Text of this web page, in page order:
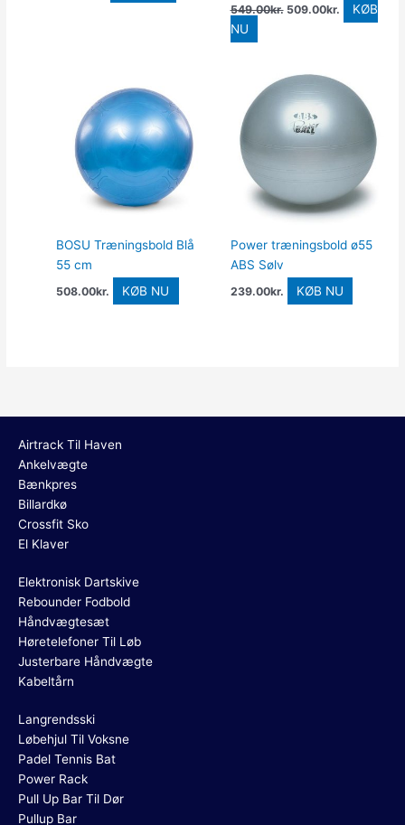
549.00kr. 509.00kr.
KØB
NU
BOSU Træningsbold Blå
55 cm
508.00kr. KØB NU
Power træningsbold ø55
ABS Sølv
239.00kr. KØB NU
Airtrack Til Haven
Ankelvægte
Bænkpres
Billardkø
Crossfit Sko
El Klaver
Elektronisk Dartskive
Rebounder Fodbold
Håndvægtesæt
Høretelefoner Til Løb
Justerbare Håndvægte
Kabeltårn
Langrendsski
Løbehjul Til Voksne
Padel Tennis Bat
Power Rack
Pull Up Bar Til Dør
Pullup Bar